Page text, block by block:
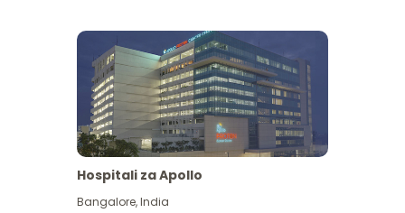
Hospitali za Apollo
Bangalore,India